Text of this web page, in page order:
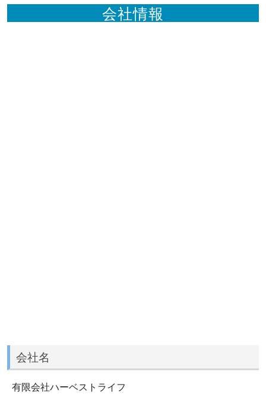
会社情報
会社名
有限会社ハーベストライフ